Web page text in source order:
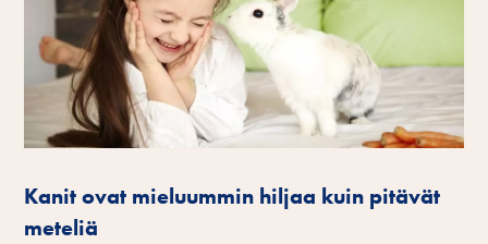
Kanit ovat mieluummin hiljaa kuin pitävät
meteliä